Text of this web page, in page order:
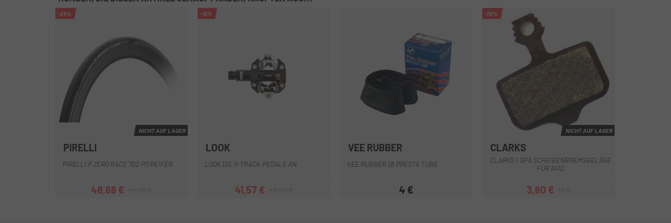
-25%
NICHT AUF LAGER
PIRELLI
PIRELLI P ZERO RACE 700 PO REIFEN
Preis
48,68 €Regulärer Preis
-15%
LOOK
LOOK DIE X-TRACK-PEDALE AN
Preis
41,57 €Regulärer Preis
VEE RUBBER
VEE RUBBER 26 PRESTA TUBE
Preis
4 €
-70%
NICHT AUF LAGER
CLARKS
CLARKS / GPA SCHEIBENBREMSBELÄGE
FÜR AVID
Preis
3,60 €Regulärer Preis